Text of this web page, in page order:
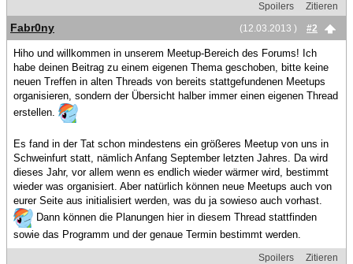
Spoilers
Zitieren
(12.03.2013 )
#2
Fabr0ny
Hiho und willkommen in unserem Meetup-Bereich des Forums! Ich
habe deinen Beitrag zu einem eigenen Thema geschoben, bitte keine
neuen Treffen in alten Threads von bereits stattgefundenen Meetups
organisieren, sondern der Übersicht halber immer einen eigenen Thread
erstellen.
Es fand in der Tat schon mindestens ein größeres Meetup von uns in
Schweinfurt statt, nämlich Anfang September letzten Jahres. Da wird
dieses Jahr, vor allem wenn es endlich wieder wärmer wird, bestimmt
wieder was organisiert. Aber natürlich können neue Meetups auch von
eurer Seite aus initialisiert werden, was du ja sowieso auch vorhast.
Dann können die Planungen hier in diesem Thread stattfinden
sowie das Programm und der genaue Termin bestimmt werden.
Spoilers
Zitieren